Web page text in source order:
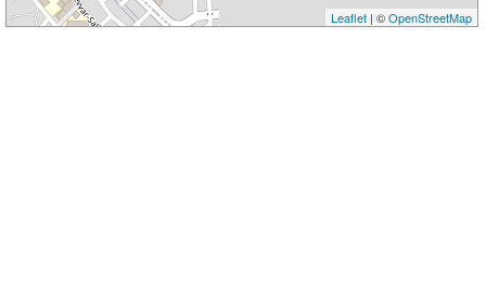
Leaflet| ©OpenStreetMap